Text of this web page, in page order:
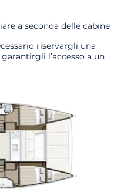
a seconda delle cabine
riservargli una
l’accesso a un